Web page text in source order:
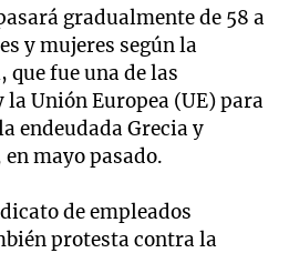
gradualmente de 58 a
y mujeres según la
fue una de las
Unión Europea (UE) para
endeudada Grecia y
mayo pasado.
de empleados
protesta contra la